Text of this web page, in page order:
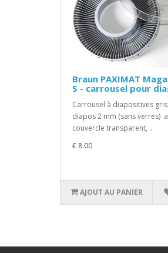
Braun PAXIMAT
S - carrousel pour
Carrousel à diapositives
diapos 2 mm (sans verres)
couvercle transparent, ..
€ 8.00
AJOUT AU PANIER